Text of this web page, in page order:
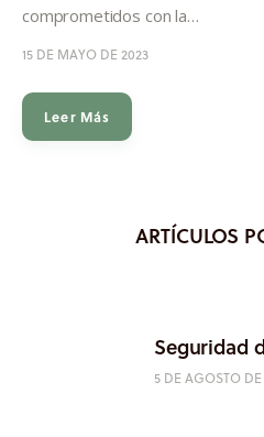
comprometidos con la…
15 DE MAYO DE 2023
Leer Más
ARTÍCULOS
Seguridad
5 DE AGOSTO